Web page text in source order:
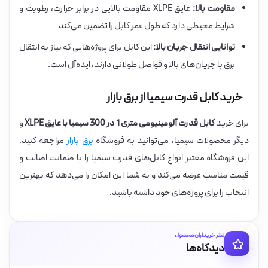
مقاومت بالا:
عایق XLPE مقاومت بالایی در برابر حرارت، رطوبت و
شرایط محیطی دارد که طول عمر کابل را تضمین می‌کند.
توانایی انتقال جریان بالا:این کابل برای پروژه‌هایی که نیاز به انتقال
برق با جریان‌های بالا و فواصل طولانی دارند، ایده‌آل است.
خرید کابل قدرت سیمیا از برق بازار
برای خریدکابل قدرت آلومینیومی متری 1 در 300 سیمیا با عایق XLPE
و
دیگر محصولات سیمیا، می‌توانید به فروشگاه برق بازارمراجعه کنید.
این فروشگاه معتبر انواع کابل‌های قدرت سیمیا را با ضمانت اصالت و
قیمت مناسب عرضه می‌کند و به شما این امکان را می‌دهد که بهترین
انتخاب را برای پروژه‌های خود داشته باشید.
نظر خریداران محصول
دیدگاه‌ها